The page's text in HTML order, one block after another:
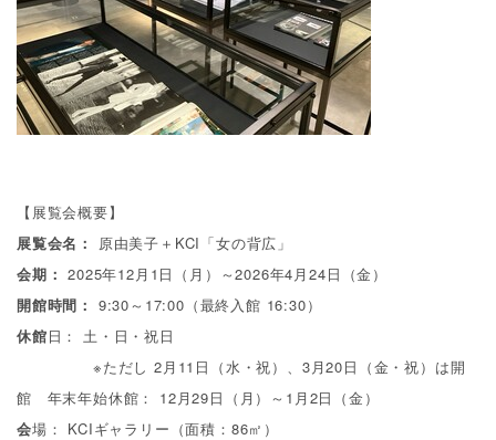
【展覧会概要】
展覧会名：
原由美子＋ KCI 「女の背広」
会期： 2025年12月 1 日（月）～2026年4月24日（金）
開館時間： 9:30～17:00（最終入館 16:30）
休館日： 土・日・祝日
※ただし 2月 11 日（水・祝）、 3月20日（金・祝）は開
館 年末年始休館： 12月29日（月）～1月2日（金）
会場： KCIギャラリー（面積： 86㎡）